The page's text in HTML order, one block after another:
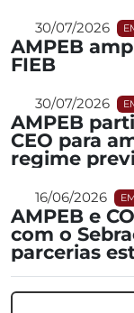
30/07/2026
AMPEB
FIEB
30/07/2026
AMPEB
CEO para
regime
16/06/2026
AMPEB e
com o
parcerias